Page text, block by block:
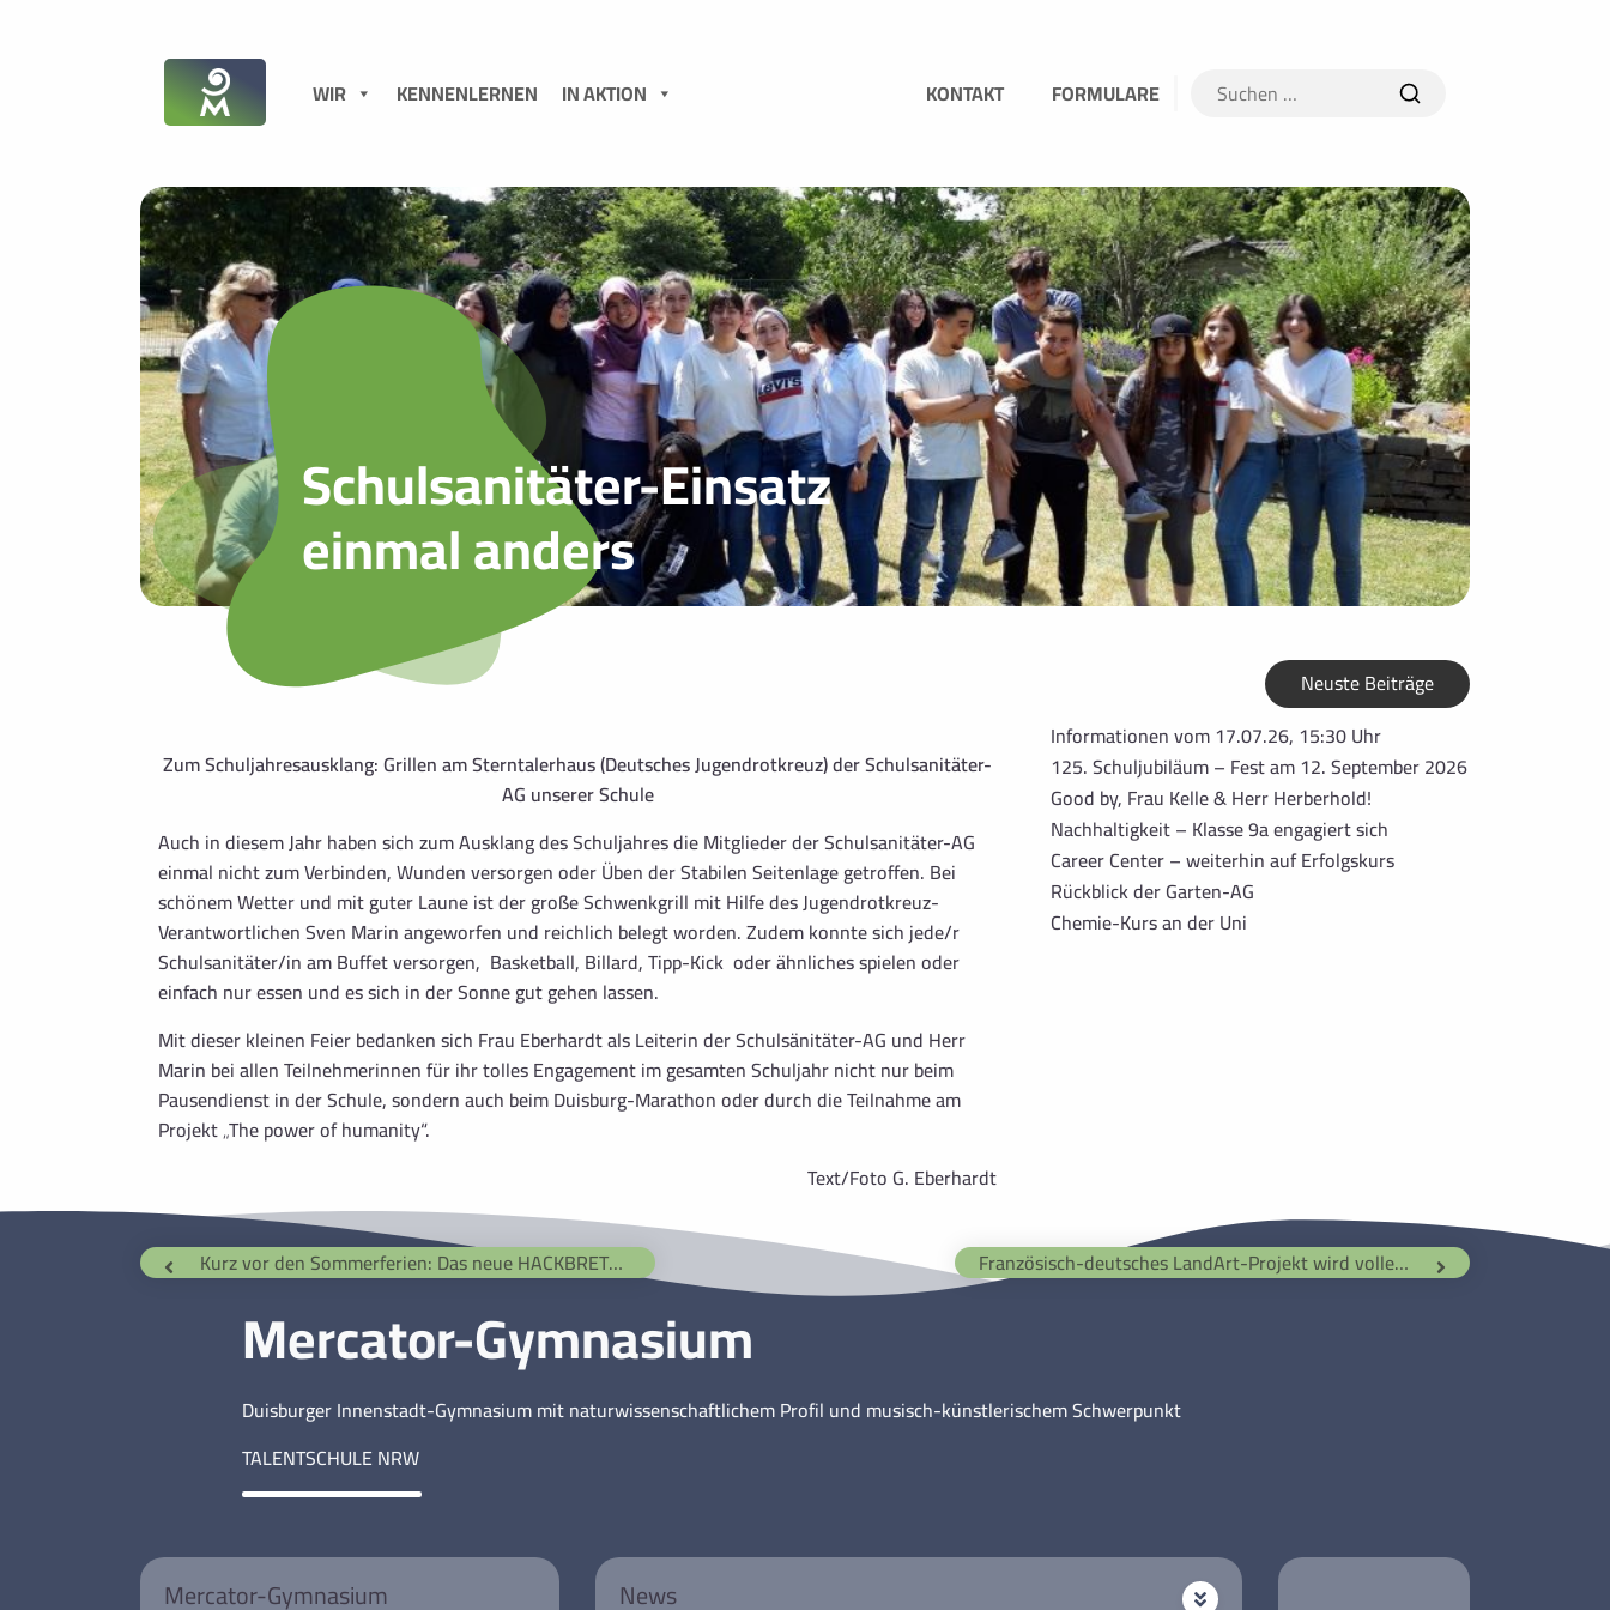
WIR KENNENLERNEN IN AKTION KONTAKT FORMULARE Suchen
nach:
Schulsanitäter-Einsatz
einmal anders
Zum Schuljahresausklang: Grillen am Sterntalerhaus (Deutsches Jugendrotkreuz) der Schulsanitäter-
AG unserer Schule
Auch in diesem Jahr haben sich zum Ausklang des Schuljahres die Mitglieder der Schulsanitäter-AG
einmal nicht zum Verbinden, Wunden versorgen oder Üben der Stabilen Seitenlage getroffen. Bei
schönem Wetter und mit guter Laune ist der große Schwenkgrill mit Hilfe des Jugendrotkreuz-
Verantwortlichen Sven Marin angeworfen und reichlich belegt worden. Zudem konnte sich jede/r
Schulsanitäter/in am Buffet versorgen, Basketball, Billard, Tipp-Kick oder ähnliches spielen oder
einfach nur essen und es sich in der Sonne gut gehen lassen.
Mit dieser kleinen Feier bedanken sich Frau Eberhardt als Leiterin der Schulsänitäter-AG und Herr
Marin bei allen Teilnehmerinnen für ihr tolles Engagement im gesamten Schuljahr nicht nur beim
Pausendienst in der Schule, sondern auch beim Duisburg-Marathon oder durch die Teilnahme am
Projekt „The power of humanity“.
Text/Foto G. Eberhardt
Neuste Beiträge
Informationen vom 17.07.26, 15:30 Uhr
125. Schuljubiläum – Fest am 12. September 2026
Good by, Frau Kelle & Herr Herberhold!
Nachhaltigkeit – Klasse 9a engagiert sich
Career Center – weiterhin auf Erfolgskurs
Rückblick der Garten-AG
Chemie-Kurs an der Uni
Kurz vor den Sommerferien: Das neue HACKBRETT ist da! Französisch-deutsches LandArt-Projekt wird voller Erfolg
Mercator-Gymnasium
Duisburger Innenstadt-Gymnasium mit naturwissenschaftlichem Profil und musisch-künstlerischem Schwerpunkt
TALENTSCHULE NRW
Mercator-Gymnasium News